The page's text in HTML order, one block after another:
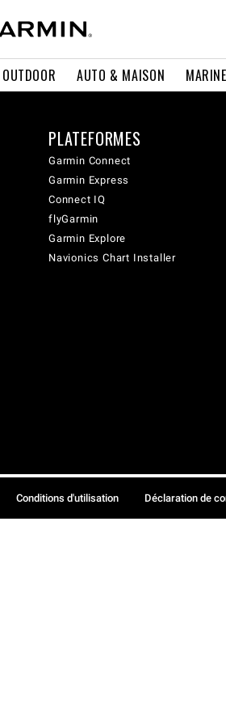
AUTO & MAISON MARINE
PLATEFORMES
Garmin Connect
Garmin Express
Connect IQ
flyGarmin
Garmin Explore
Navionics Chart Installer
Conditions d'utilisation Déclaration de